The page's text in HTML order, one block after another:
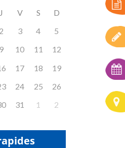
J V S
D
2 3 4
5
9 10 11
12
17 18
19
24 25
26
31 1 2